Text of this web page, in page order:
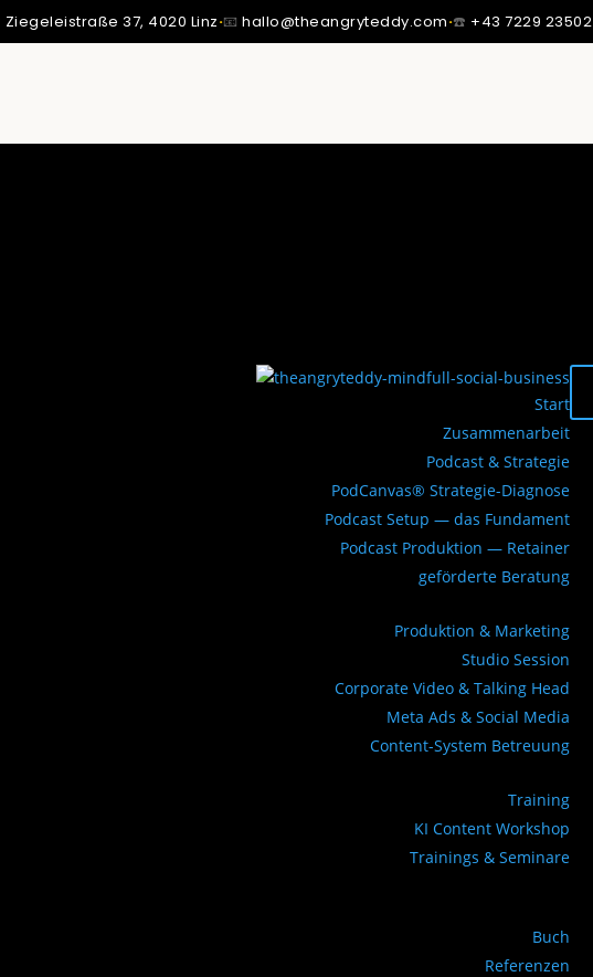
Ziegeleistraße 37, 4020 Linz·📧hallo@theangryteddy.com·☎️ +43 7229 23502
Start
Zusammenarbeit
Podcast & Strategie
PodCanvas® Strategie-Diagnose
Podcast Setup — das Fundament
Podcast Produktion — Retainer
geförderte Beratung
Produktion & Marketing
Studio Session
Corporate Video & Talking Head
Meta Ads & Social Media
Content-System Betreuung
Training
KI Content Workshop
Trainings & Seminare
Buch
Referenzen